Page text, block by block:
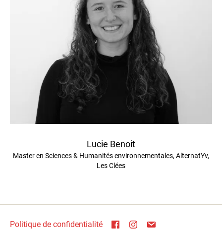
Lucie Benoit
Master en Sciences & Humanités environnementales, AlternatYv,
Les Clées
Politique de confidentialité